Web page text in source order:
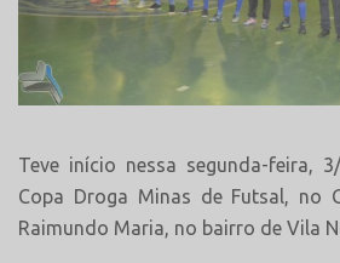
Teve início nessa segunda-feira,
Copa Droga Minas de Futsal, no
Raimundo Maria, no bairro de Vila